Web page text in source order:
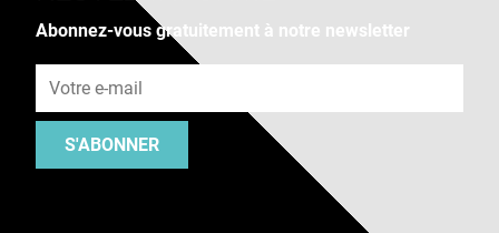
Abonnez-vous gratuitement à notre newsletter
S'ABONNER